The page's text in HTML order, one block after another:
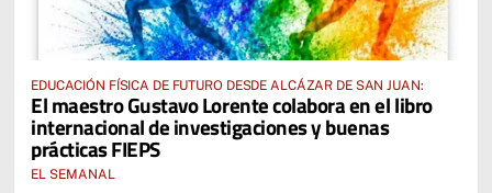
EDUCACIÓN FÍSICA DE FUTURO DESDE ALCÁZAR DE SAN JUAN:
El maestro Gustavo Lorente colabora en el libro
internacional de investigaciones y buenas
prácticas FIEPS
EL SEMANAL